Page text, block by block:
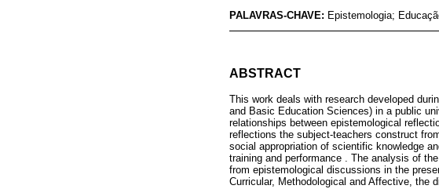
PALAVRAS-CHAVE: Epistemologia;
ABSTRACT
This work deals with research developed
and Basic Education Sciences) in a public
relationships between epistemological
reflections the subject-teachers construct
social appropriation of scientific knowledge
training and performance . The analysis of
from epistemological discussions in the
Curricular, Methodological and Affective, the